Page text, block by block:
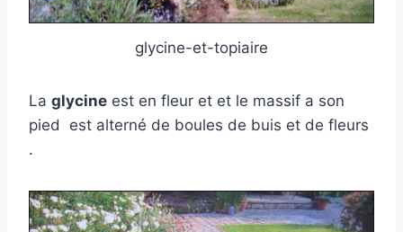
glycine-et-topiaire
La glycine est en fleur et et le massif a son
pied est alterné de boules de buis et de fleurs
.